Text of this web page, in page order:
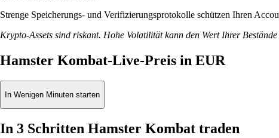
Strenge Speicherungs- und Verifizierungsprotokolle schützen Ihren
Krypto-Assets sind riskant. Hohe Volatilität kann den Wert Ihrer
Hamster Kombat-Live-Preis in EUR
In Wenigen Minuten starten
In 3 Schritten Hamster Kombat traden